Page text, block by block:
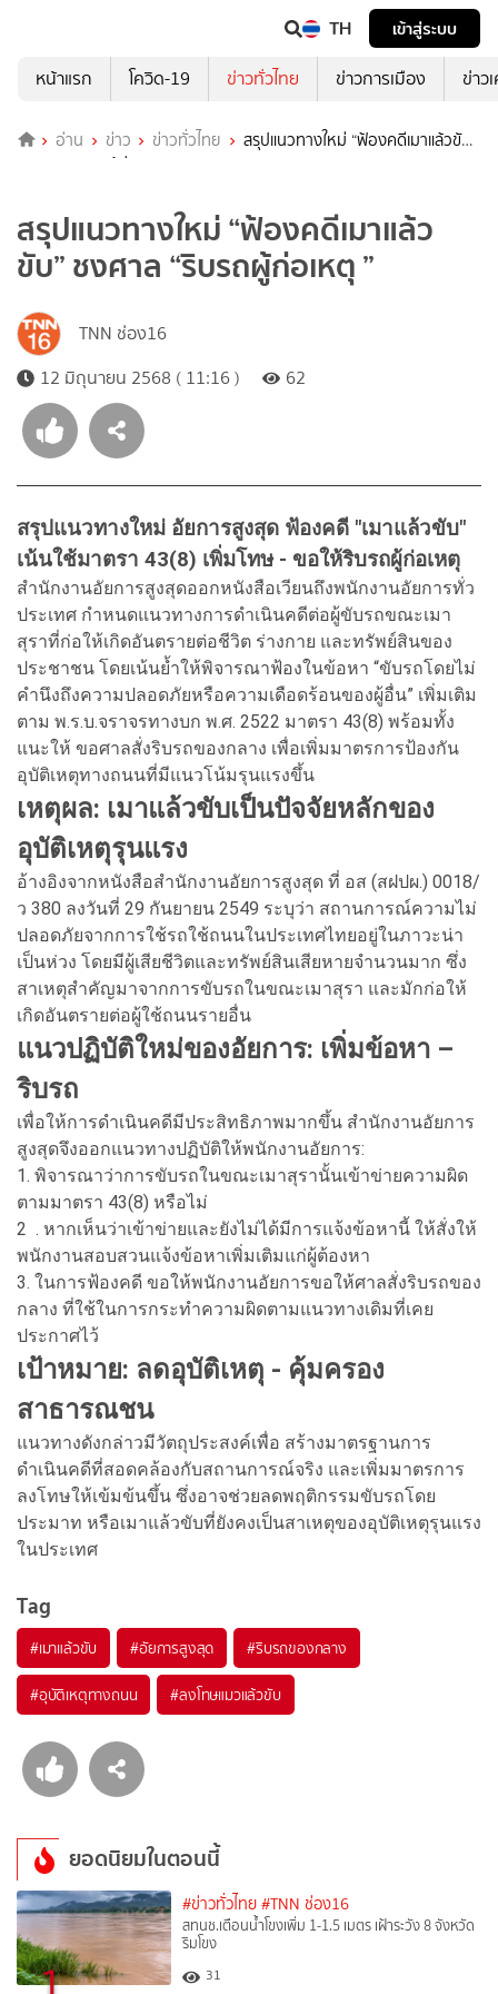
TH
เข้าสู่ระบบ
หน้าแรก
โควิด-19 ข่าวทั่วไทย ข่าวการเมือง ข่าว
อ่าน ข่าว ข่าวทั่วไทย
สรุปแนวทางใหม่ “ฟ้องคดีเมาแล้วขับ”
ชงศาล “ริบรถผู้ก่อเหตุ ”
สรุปแนวทางใหม่ “ฟ้องคดีเมาแล้ว
ขับ” ชงศาล “ริบรถผู้ก่อเหตุ ”
TNN ช่อง16
12 มิถุนายน 2568 ( 11:16 )
62
สรุปแนวทางใหม่ อัยการสูงสุด ฟ้องคดี "เมาแล้วขับ"
เน้นใช้มาตรา 43(8) เพิ่มโทษ - ขอให้ริบรถผู้ก่อเหตุ
สำนักงานอัยการสูงสุดออกหนังสือเวียนถึงพนักงานอัยการทั่ว
ประเทศ กำหนดแนวทางการดำเนินคดีต่อผู้ขับรถขณะเมา
สุราที่ก่อให้เกิดอันตรายต่อชีวิต ร่างกาย และทรัพย์สินของ
ประชาชน โดยเน้นย้ำให้พิจารณาฟ้องในข้อหา “ขับรถโดยไม่
คำนึงถึงความปลอดภัยหรือความเดือดร้อนของผู้อื่น” เพิ่มเติม
ตาม พ.ร.บ.จราจรทางบก พ.ศ. 2522 มาตรา 43(8) พร้อมทั้ง
แนะให้ ขอศาลสั่งริบรถของกลาง เพื่อเพิ่มมาตรการป้องกัน
อุบัติเหตุทางถนนที่มีแนวโน้มรุนแรงขึ้น
เหตุผล: เมาแล้วขับเป็นปัจจัยหลักของ
อุบัติเหตุรุนแรง
อ้างอิงจากหนังสือสำนักงานอัยการสูงสุด ที่ อส (สฝปผ.) 0018/
ว 380 ลงวันที่ 29 กันยายน 2549 ระบุว่า สถานการณ์ความไม่
ปลอดภัยจากการใช้รถใช้ถนนในประเทศไทยอยู่ในภาวะน่า
เป็นห่วง โดยมีผู้เสียชีวิตและทรัพย์สินเสียหายจำนวนมาก ซึ่ง
สาเหตุสำคัญมาจากการขับรถในขณะเมาสุรา และมักก่อให้
เกิดอันตรายต่อผู้ใช้ถนนรายอื่น
แนวปฏิบัติใหม่ของอัยการ: เพิ่มข้อหา –
ริบรถ
เพื่อให้การดำเนินคดีมีประสิทธิภาพมากขึ้น สำนักงานอัยการ
สูงสุดจึงออกแนวทางปฏิบัติให้พนักงานอัยการ:
1. พิจารณาว่าการขับรถในขณะเมาสุรานั้นเข้าข่ายความผิด
ตามมาตรา 43(8) หรือไม่
2 . หากเห็นว่าเข้าข่ายและยังไม่ได้มีการแจ้งข้อหานี้ ให้สั่งให้
พนักงานสอบสวนแจ้งข้อหาเพิ่มเติมแก่ผู้ต้องหา
3. ในการฟ้องคดี ขอให้พนักงานอัยการขอให้ศาลสั่งริบรถของ
กลาง ที่ใช้ในการกระทำความผิดตามแนวทางเดิมที่เคย
ประกาศไว้
เป้าหมาย: ลดอุบัติเหตุ - คุ้มครอง
สาธารณชน
แนวทางดังกล่าวมีวัตถุประสงค์เพื่อ สร้างมาตรฐานการ
ดำเนินคดีที่สอดคล้องกับสถานการณ์จริง และเพิ่มมาตรการ
ลงโทษให้เข้มข้นขึ้น ซึ่งอาจช่วยลดพฤติกรรมขับรถโดย
ประมาท หรือเมาแล้วขับที่ยังคงเป็นสาเหตุของอุบัติเหตุรุนแรง
ในประเทศ
Tag
#เมาแล้วขับ #อัยการสูงสุด #ริบรถของกลาง
#อุบัติเหตุทางถนน #ลงโทษแมวแล้วขับ
ยอดนิยมในตอนนี้
#ข่าวทั่วไทย #TNN ช่อง16
สทนช.เตือนน้ำโขงเพิ่ม 1-1.5 เมตร เฝ้าระวัง 8 จังหวัด
ริมโขง
31